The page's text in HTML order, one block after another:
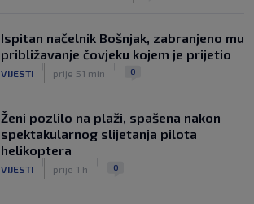
Ispitan načelnik Bošnjak, zabranjeno mu
približavanje čovjeku kojem je prijetio
VIJESTI prije 51 min 0
Ženi pozlilo na plaži, spašena nakon
spektakularnog slijetanja pilota
helikoptera
VIJESTI prije 1 h 0